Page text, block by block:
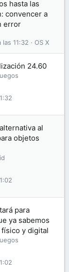
hasta las
convencer a
error
OS X
las 11:32
24.60
al
objetos
para
ya sabemos
y digital